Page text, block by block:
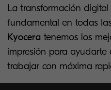
La transformación
fundamental en todas
Kyocera tenemos los
impresión para ayudarte
trabajar con máxima